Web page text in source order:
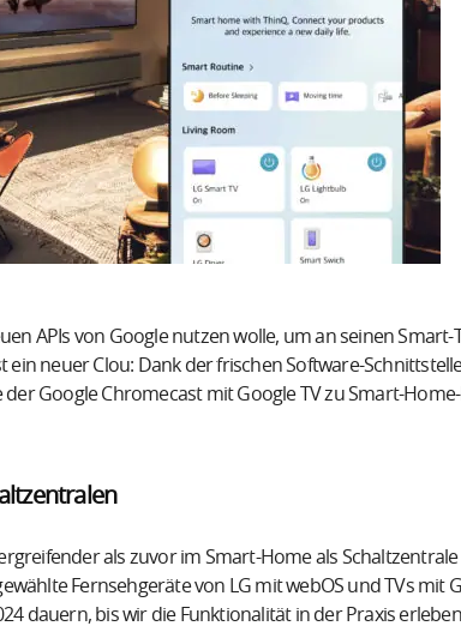
APIs von Google nutzen wolle, um an seinen Smart-
ein neuer Clou: Dank der frischen Software-
Google Chromecast mit Google TV zu Smart-
als zuvor im Smart-Home als Schaltzentrale
Fernsehgeräte von LG mit webOS und TVs mit
dauern, bis wir die Funktionalität in der Praxis